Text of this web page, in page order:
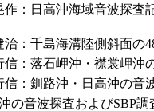
作：日高沖海域音波探査
：千島海溝陸側斜面の
信：落石岬沖・襟裳岬沖
信：釧路沖・日高沖の音
の音波探査およびSBP